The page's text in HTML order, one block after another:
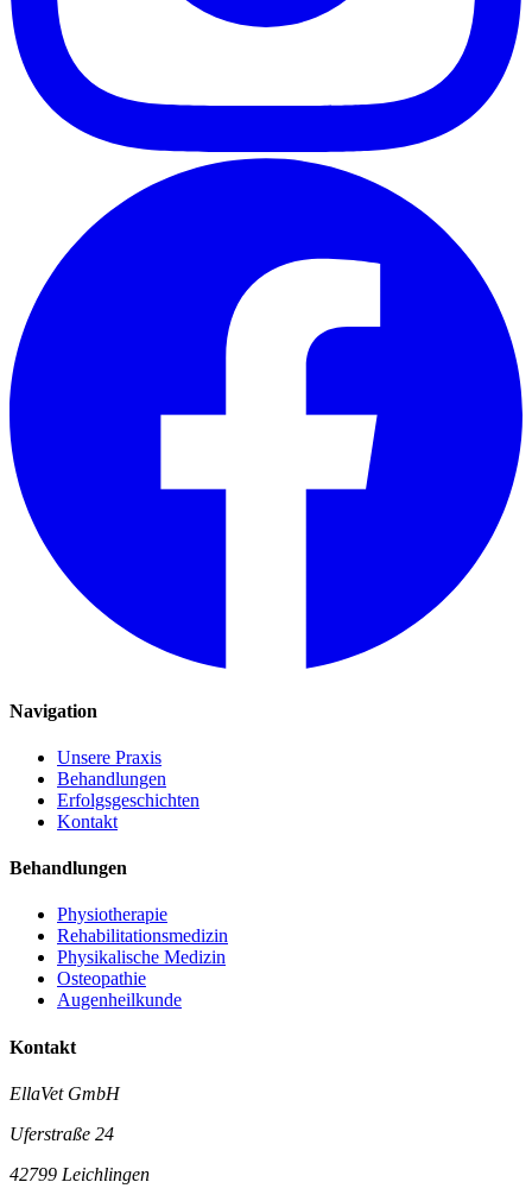
Navigation
Unsere Praxis
Behandlungen
Erfolgsgeschichten
Kontakt
Behandlungen
Physiotherapie
Rehabilitationsmedizin
Physikalische Medizin
Osteopathie
Augenheilkunde
Kontakt
EllaVet GmbH
Uferstraße 24
42799 Leichlingen